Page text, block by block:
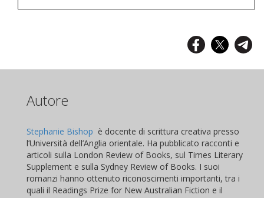
Autore
Stephanie Bishop è docente di scrittura creativa presso
l’Università dell’Anglia orientale. Ha pubblicato racconti e
articoli sulla London Review of Books, sul Times Literary
Supplement e sulla Sydney Review of Books. I suoi
romanzi hanno ottenuto riconoscimenti importanti, tra i
quali il Readings Prize for New Australian Fiction e il